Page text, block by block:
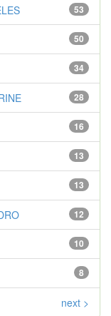
53
50
34
28
16
13
13
12
10
8
next >